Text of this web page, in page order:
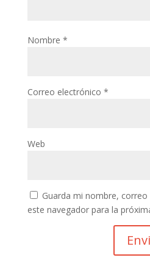
Nombre *
Correo electrónico *
Web
Guarda mi nombre,
este navegador para la